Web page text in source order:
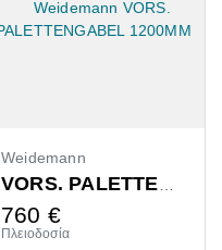
Weidemann
VORS. PALETTENGABEL 1200MM
760 €
Πλειοδοσία